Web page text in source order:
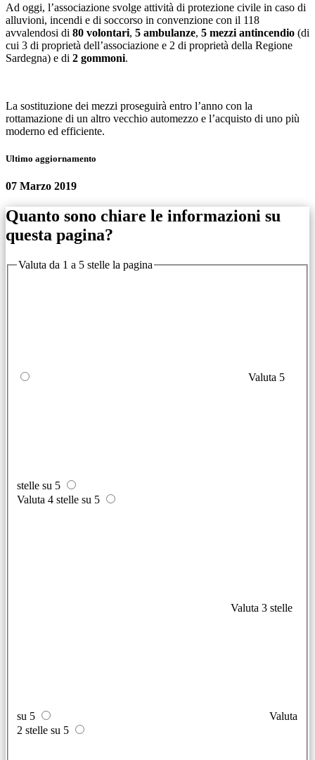
Ad oggi, l’associazione svolge attività di protezione civile in caso di
alluvioni, incendi e di soccorso in convenzione con il 118
avvalendosi di 80 volontari, 5 ambulanze, 5 mezzi antincendio (di
cui 3 di proprietà dell’associazione e 2 di proprietà della Regione
Sardegna) e di 2 gommoni.
La sostituzione dei mezzi proseguirà entro l’anno con la
rottamazione di un altro vecchio automezzo e l’acquisto di uno più
moderno ed efficiente.
Ultimo aggiornamento
07 Marzo 2019
Quanto sono chiare le informazioni su
questa pagina?
Valuta da 1 a 5 stelle la pagina
Valuta 5
stelle su 5
Valuta 4 stelle su 5
Valuta 3 stelle
su 5
Valuta
2 stelle su 5